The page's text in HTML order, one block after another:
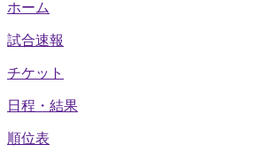
ホーム
試合速報
チケット
日程・結果
順位表